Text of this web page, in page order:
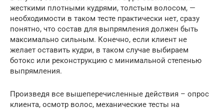
жесткими плотными кудрями, толстым волосом, —
необходимости в таком тесте практически нет, сразу
понятно, что состав для выпрямления должен быть
максимально сильным. Конечно, если клиент не
желает оставить кудри, в таком случае выбираем
ботокс или реконструкцию с минимальной степенью
выпрямления.
Произведя все вышеперечисленные действия – опрос
клиента, осмотр волос, механические тесты на